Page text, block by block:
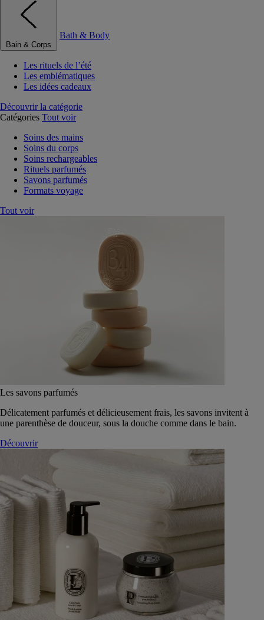
Bain & Corps
Bath & Body
Les rituels de l’été
Les emblématiques
Les idées cadeaux
Découvrir la catégorie
Catégories Tout voir
Soins des mains
Soins du corps
Soins rechargeables
Rituels parfumés
Savons parfumés
Formats voyage
Tout voir
Les savons parfumés
Délicatement parfumés et délicieusement frais, les savons invitent à
une parenthèse de douceur, sous la douche comme dans le bain.
Découvrir